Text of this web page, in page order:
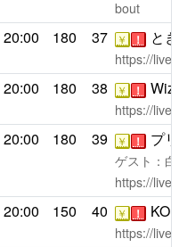
bout
20:00 180 37 ￥ ！ と
https://
20:00 180 38 ￥ ！
https://
20:00 180 39 ￥ ！ プ
ゲスト：
https://
20:00 150 40 ￥ ！
https://